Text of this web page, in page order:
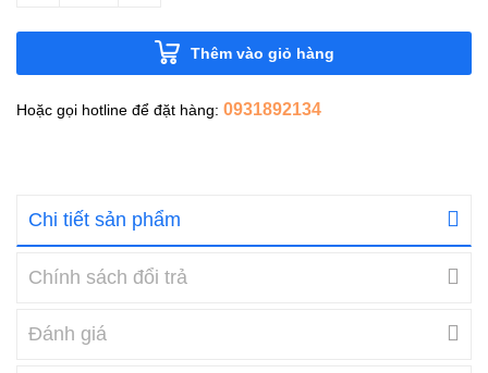
Thêm vào giỏ hàng
Hoặc gọi hotline để đặt hàng: 0931892134
Chi tiết sản phẩm
Chính sách đổi trả
Đánh giá